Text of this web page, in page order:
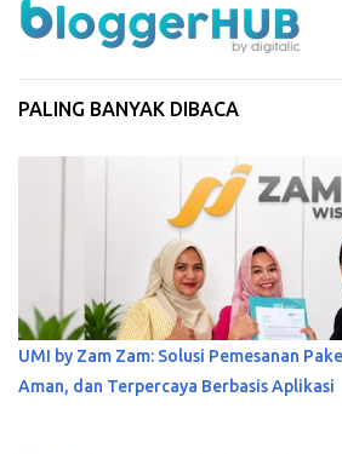
PALING BANYAK DIBACA
UMI by Zam Zam: Solusi Pemesanan
Aman, dan Terpercaya Berbasis Aplikasi